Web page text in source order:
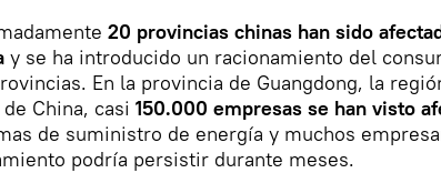
20 provincias chinas han sido
y se ha introducido un racionamiento del
En la provincia de Guangdong, la
China, casi 150.000 empresas se han visto
de suministro de energía y muchos
podría persistir durante meses.